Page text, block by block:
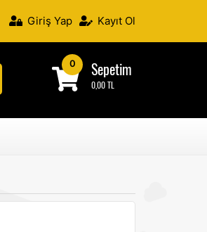
Giriş Yap Kayıt Ol
0 Sepetim
0,00 TL